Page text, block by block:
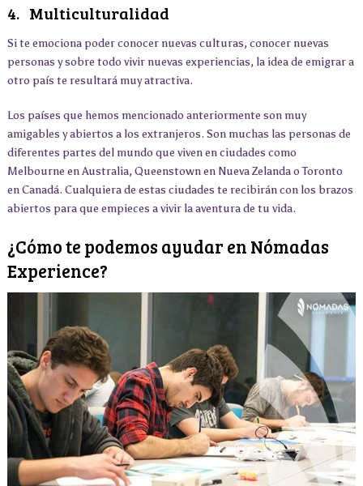
4. Multiculturalidad
Si te emociona poder conocer nuevas culturas, conocer nuevas
personas y sobre todo vivir nuevas experiencias, la idea de emigrar a
otro país te resultará muy atractiva.
Los países que hemos mencionado anteriormente son muy
amigables y abiertos a los extranjeros. Son muchas las personas de
diferentes partes del mundo que viven en ciudades como
Melbourne en Australia, Queenstown en Nueva Zelanda o Toronto
en Canadá. Cualquiera de estas ciudades te recibirán con los brazos
abiertos para que empieces a vivir la aventura de tu vida.
¿Cómo te podemos ayudar en Nómadas
Experience?